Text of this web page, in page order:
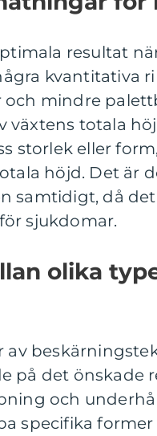
resultat
kvantitativa
och mindre
växtens totala
storlek eller
höjd. Det är
samtidigt, då
sjukdomar.
olika
av
på det önskade
och
specifika